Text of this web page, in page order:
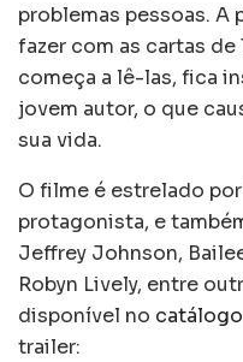
problemas pessoas. A
fazer com as cartas de
começa a lê-las, fica
jovem autor, o que
sua vida.
O filme é estrelado
protagonista, e
Jeffrey Johnson,
Robyn Lively, entre
disponível no
trailer: